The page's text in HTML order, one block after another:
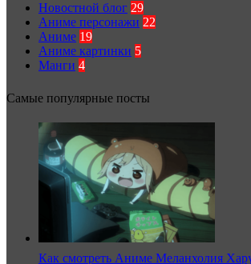
Новостной блог 29
Аниме персонажи 22
Аниме 19
Аниме картинки 5
Манги 4
Самые популярные посты
Как смотреть Аниме Меланхолия